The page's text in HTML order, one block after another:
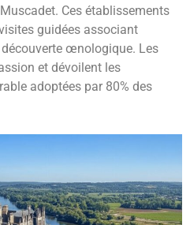
Ces établissements
guidées associant
œnologique. Les
et dévoilent les
adoptées par 80% des